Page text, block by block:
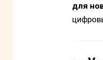
для